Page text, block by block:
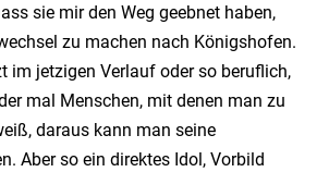
sie mir den Weg geebnet haben,
zu machen nach Königshofen.
im jetzigen Verlauf oder so beruflich,
mal Menschen, mit denen man zu
daraus kann man seine
Aber so ein direktes Idol, Vorbild